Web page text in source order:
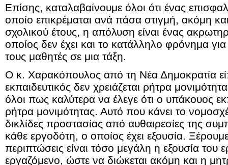
Επίσης, καταλαβαίνουμε όλοι ότι ένας
οποίο επικρέμαται ανά πάσα στιγμή, ακόμη
σχολικού έτους, η απόλυση είναι ένας
οποίος δεν έχει και το κατάλληλο φρόνημα
τους μαθητές σε μια τάξη.
Ο κ. Χαρακόπουλος από τη Νέα Δημοκρατία
εκπαιδευτικός δεν χρειάζεται ρήτρα
όλοι πως καλύτερα να έλεγε ότι ο υπάκουος
ρήτρα μονιμότητας. Αυτό που κάνει το
δικλίδες προστασίας από αυθαιρεσίες της
κάθε εργοδότη, ο οποίος έχει εξουσία.
περιπτώσεις είναι τόσο μεγάλη η εξουσία του
εργαζόμενο, ώστε να διώκεται ακόμη και η